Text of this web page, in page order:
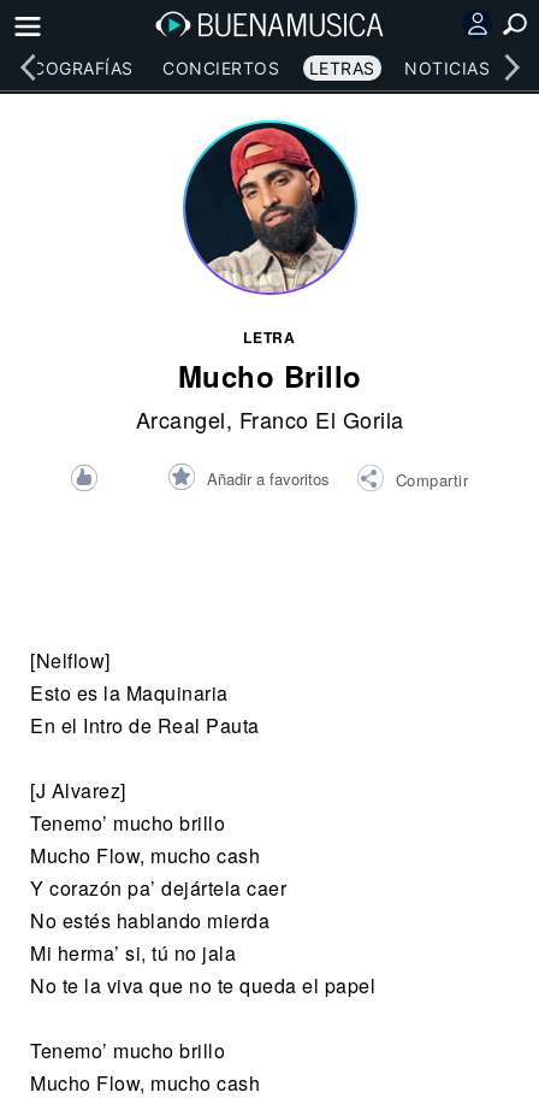
DISCOGRAFÍAS CONCIERTOS LETRAS NOTICIAS
LETRA
Mucho Brillo
Arcangel, Franco El Gorila
Añadir a favoritos Compartir
[Nelflow]
Esto es la Maquinaria
En el Intro de Real Pauta
[J Alvarez]
Tenemo’ mucho brillo
Mucho Flow, mucho cash
Y corazón pa’ dejártela caer
No estés hablando mierda
Mi herma’ si, tú no jala
No te la viva que no te queda el papel
Tenemo’ mucho brillo
Mucho Flow, mucho cash